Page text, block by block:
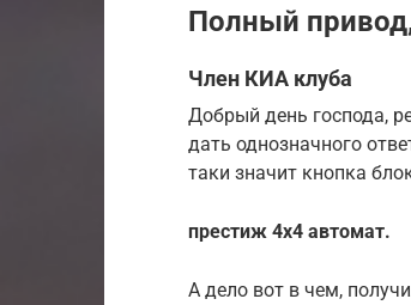
Полный
Член КИА клуба
Добрый день господа,
дать однозначного
таки значит кнопка
престиж 4х4 автомат.
А дело вот в чем,